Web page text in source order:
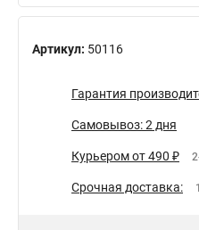
Артикул: 50116
Гарантия
Самовывоз: 2 дня
Курьером от 490 ₽
Срочная доставка: